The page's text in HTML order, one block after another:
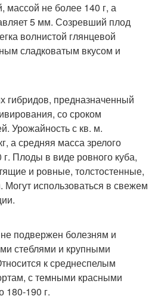
не более 140 г, а
5 мм. Созревший плод
волнистой глянцевой
сладковатым вкусом и
гибридов, предназначенный
со сроком
Урожайность с кв. м.
а средняя масса зрелого
Плоды в виде ровного куба,
и ровные, толстостенные,
использоваться в свежем
подвержен болезням и
стеблями и крупными
к среднеспелым
с темными красными
180-190 г.